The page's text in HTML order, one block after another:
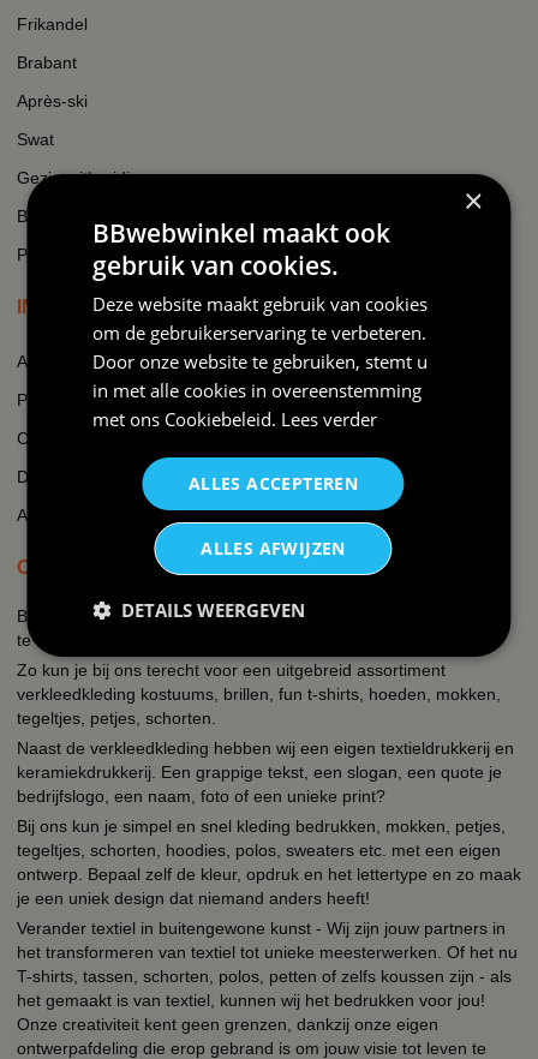
Frikandel
Brabant
Après-ski
Swat
Gezinsuitbreiding
Boer
Padel
INFORMATIE
Algemene voorwaarden
Privacy
Cookie beleid
Disclaimer
AI-transparantieverklaring
OVER BBWEBWINKEL.NL
BBwebwinkel is een webshop die zich richt op alles wat met feest
te maken heeft en bedrukking van textiel en keramiek!
Zo kun je bij ons terecht voor een uitgebreid assortiment
verkleedkleding kostuums, brillen, fun t-shirts, hoeden, mokken,
tegeltjes, petjes, schorten.
Naast de verkleedkleding hebben wij een eigen textieldrukkerij en
keramiekdrukkerij. Een grappige tekst, een slogan, een quote je
bedrijfslogo, een naam, foto of een unieke print?
Bij ons kun je simpel en snel kleding bedrukken, mokken, petjes,
tegeltjes, schorten, hoodies, polos, sweaters etc. met een eigen
ontwerp. Bepaal zelf de kleur, opdruk en het lettertype en zo maak
je een uniek design dat niemand anders heeft!
Verander textiel in buitengewone kunst - Wij zijn jouw partners in
het transformeren van textiel tot unieke meesterwerken. Of het nu
T-shirts, tassen, schorten, polos, petten of zelfs koussen zijn - als
het gemaakt is van textiel, kunnen wij het bedrukken voor jou!
Onze creativiteit kent geen grenzen, dankzij onze eigen
ontwerpafdeling die erop gebrand is om jouw visie tot leven te
×
BBwebwinkel maakt ook
gebruik van cookies.
Deze website maakt gebruik van cookies
om de gebruikerservaring te verbeteren.
Door onze website te gebruiken, stemt u
in met alle cookies in overeenstemming
met ons Cookiebeleid. Lees verder
ALLES ACCEPTEREN
ALLES AFWIJZEN
DETAILS WEERGEVEN